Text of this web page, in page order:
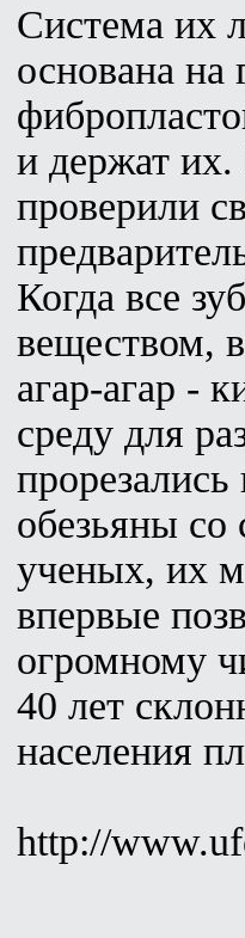
Система их
основана на
и держат
проверили
Когда все
веществом,
агар-агар -
среду для
обезьяны
ученых, их
впервые
огромному
40 лет
населения
http://